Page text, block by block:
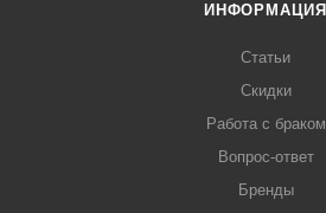
ИНФОРМАЦИЯ
Статьи
Скидки
Работа с браком
Вопрос-ответ
Бренды